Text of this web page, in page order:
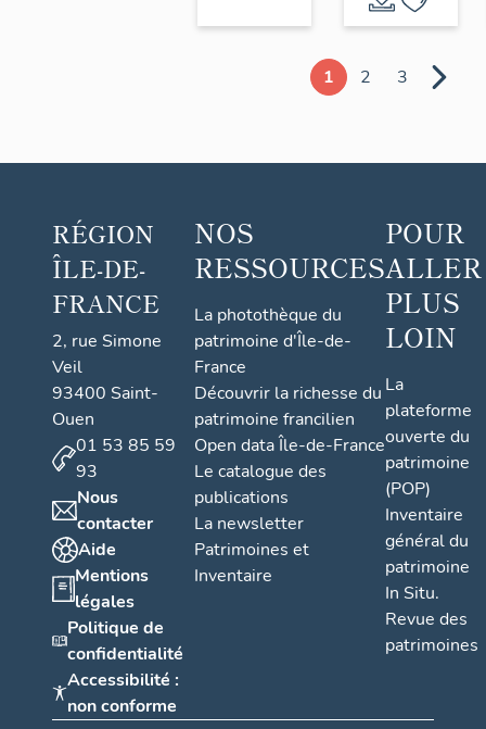
1 2 3
RÉGION
ÎLE-DE-
FRANCE
2, rue Simone
Veil
93400 Saint-
Ouen
01 53 85 59
93
Nous
contacter
Aide
Mentions
légales
Politique de
confidentialité
Accessibilité :
non conforme
NOS
RESSOURCES
La photothèque du
patrimoine d'Île-de-
France
Découvrir la richesse du
patrimoine francilien
Open data Île-de-France
Le catalogue des
publications
La newsletter
Patrimoines et
Inventaire
POUR
ALLER
PLUS
LOIN
La
plateforme
ouverte du
patrimoine
(POP)
Inventaire
général du
patrimoine
In Situ.
Revue des
patrimoines